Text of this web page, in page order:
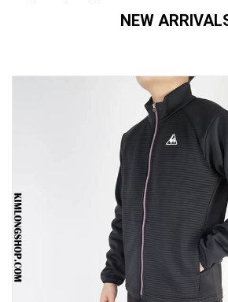
NEW